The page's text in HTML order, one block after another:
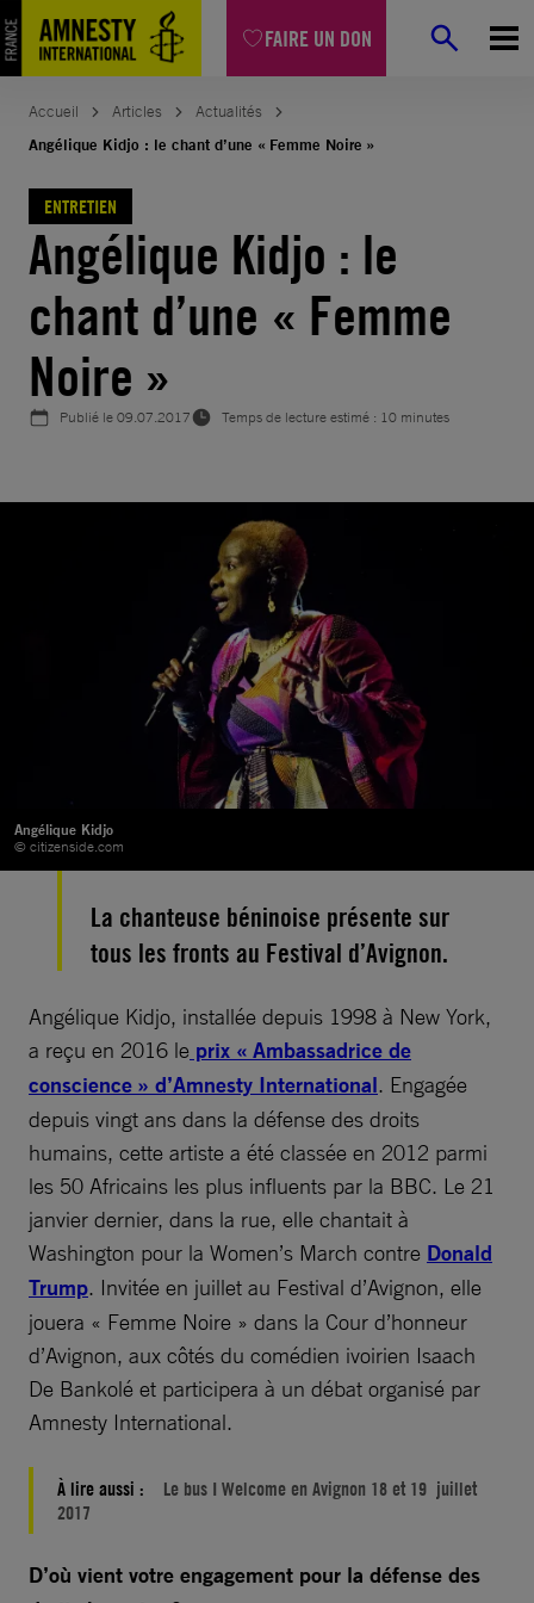
FAIRE UN DON
Aller
au
contenu
Accueil Articles
Actualités
Angélique Kidjo : le chant d’une « Femme Noire »
ENTRETIEN
Angélique Kidjo : le
chant d’une « Femme
Noire »
Publié le09.07.2017 Temps de lecture estimé : 10 minutes
Angélique Kidjo
© citizenside.com
La chanteuse béninoise présente sur
tous les fronts au Festival d’Avignon.
Angélique Kidjo, installée depuis 1998 à New York,
a reçu en 2016 le prix « Ambassadrice de
conscience » d’Amnesty International. Engagée
depuis vingt ans dans la défense des droits
humains, cette artiste a été classée en 2012 parmi
les 50 Africains les plus influents par la BBC. Le 21
janvier dernier, dans la rue, elle chantait à
Washington pour la Women’s March contre Donald
Trump. Invitée en juillet au Festival d’Avignon, elle
jouera « Femme Noire » dans la Cour d’honneur
d’Avignon, aux côtés du comédien ivoirien Isaach
De Bankolé et participera à un débat organisé par
Amnesty International.
À lire aussi :
Le bus I Welcome en Avignon 18 et 19 juillet
2017
D’où vient votre engagement pour la défense des